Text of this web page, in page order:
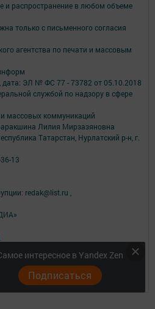
интересное в Yandex Zen
Подписаться
и распространение в любом объеме
только с письменного согласия
агентства по печати и массовым
ЭЛ № ФС 77 -⁠ 73782 от 05.10.2018
службой по надзору в сфере
массовых коммуникаций
Лилия Мирзазяновна
Татарстан, Нурлатский р-н, г.
13
redak@list.ru ,
для персонализации сервисов и
в настройках браузера.